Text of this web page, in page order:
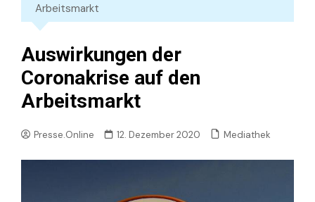
Arbeitsmarkt
Auswirkungen der
Coronakrise auf den
Arbeitsmarkt
Presse.Online 12. Dezember 2020 Mediathek